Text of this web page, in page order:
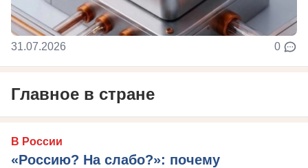
31.07.2026 0
Главное в стране
В России
«Россию? На слабо?»: почему